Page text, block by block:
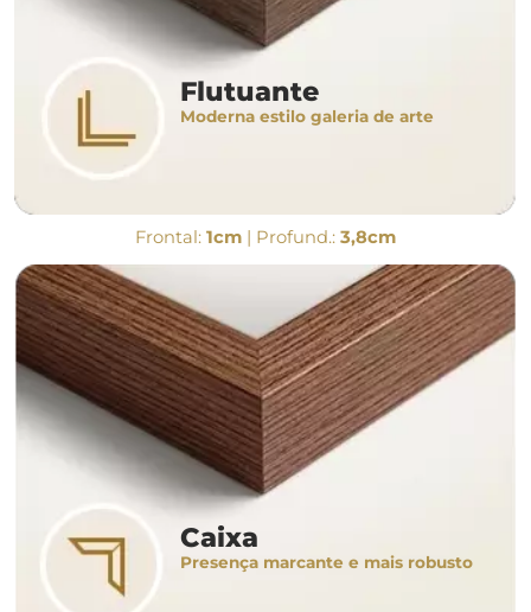
Flutuante
Moderna estilo galeria de arte
Frontal: 1cm | Profund.: 3,8cm
Caixa
Presença marcante e mais robusto